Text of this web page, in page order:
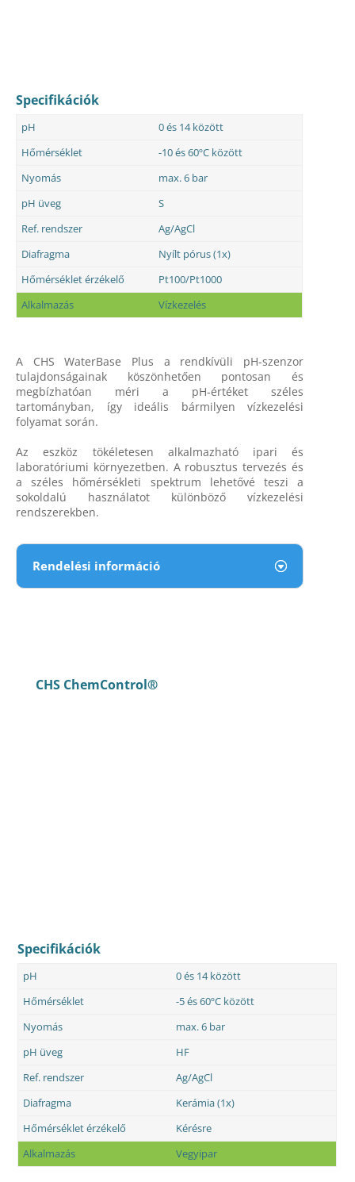
Specifikációk
pH
0 és 14 között
Hőmérséklet
-10 és 60ºC között
Nyomás
max. 6 bar
pH üveg
S
Ref. rendszer
Ag/AgCl
Diafragma
Nyílt pórus (1x)
Hőmérséklet érzékelő
Pt100/Pt1000
Alkalmazás
Vízkezelés
A CHS WaterBase Plus a rendkívüli pH-szenzor
tulajdonságainak köszönhetően pontosan és
megbízhatóan méri a pH-értéket széles
tartományban, így ideális bármilyen vízkezelési
folyamat során.
Az eszköz tökéletesen alkalmazható ipari és
laboratóriumi környezetben. A robusztus tervezés és
a széles hőmérsékleti spektrum lehetővé teszi a
sokoldalú használatot különböző vízkezelési
rendszerekben.
Rendelési információ
CHS ChemControl®
Specifikációk
pH
0 és 14 között
Hőmérséklet
-5 és 60ºC között
Nyomás
max. 6 bar
pH üveg
HF
Ref. rendszer
Ag/AgCl
Diafragma
Kerámia (1x)
Hőmérséklet érzékelő
Kérésre
Alkalmazás
Vegyipar